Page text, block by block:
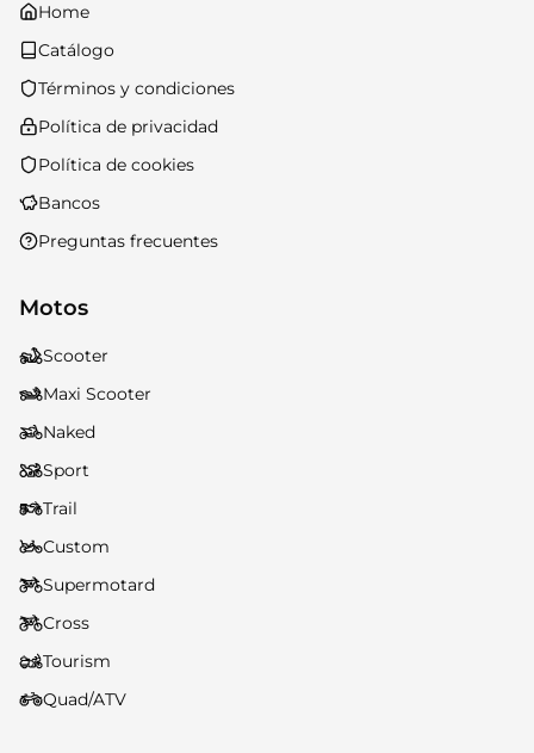
Home
Catálogo
Términos y condiciones
Política de privacidad
Política de cookies
Bancos
Preguntas frecuentes
Motos
Scooter
Maxi Scooter
Naked
Sport
Trail
Custom
Supermotard
Cross
Tourism
Quad/ATV